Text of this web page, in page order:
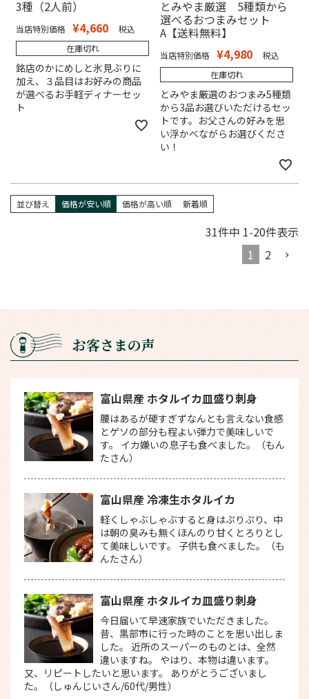
3種（2人前）
当店特別価格 ¥4,660
税込
在庫切れ
銘店のかにめしと氷見ぶりに
加え、３品目はお好みの商品
が選べるお手軽ディナーセッ
ト
とみやま厳選 5種類から
選べるおつまみセット
A【送料無料】
当店特別価格 ¥4,980
税込
在庫切れ
とみやま厳選のおつまみ5種類
から3品お選びいただけるセッ
トです。お父さんの好みを思
い浮かべながらお選びくださ
い！
並び替え 価格が安い順 価格が高い順 新着順
31件中 1-20件表示
1
2
お客さまの声
富山県産 ホタルイカ皿盛り刺身
腰はあるが硬すぎずなんとも言えない食感
とゲソの部分も程よい弾力で美味しいで
す。 イカ嫌いの息子も食べました。（もん
たさん）
富山県産 冷凍生ホタルイカ
軽くしゃぶしゃぶすると身はぷりぷり、中
は朝の臭みも無くほんのり甘くとろりとし
て美味しいです。 子供も食べました。（も
んたさん）
富山県産 ホタルイカ皿盛り刺身
今日届いて早速家族でいただきました。
昔、黒部市に行った時のことを思い出しま
した。 近所のスーパーのものとは、全然
違いますね。 やはり、本物は違います。
又、リピートしたいと思います。 ありがとうございまし
た。（しゅんじいさん/60代/男性）